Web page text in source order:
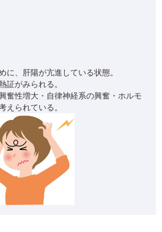
に、肝陽が亢進している状態。
証がみられる。
奮性増大・自律神経系の興奮・ホルモ
えられている。